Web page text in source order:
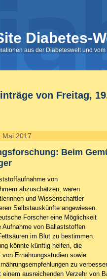
Diabetes-
aus der Diabeteswelt und
von Freitag,
Mai 2017
Beim
von
abzuschätzen, waren
und Wissenschaftler
Selbstauskünfte angewiesen.
Forscher eine Möglichkeit
Aufnahme von Ballaststoffen
im Blut zu bestimmen.
könnte künftig helfen, die
Ernährungsstudien sowie
zu
ausreichenden Verzehr von